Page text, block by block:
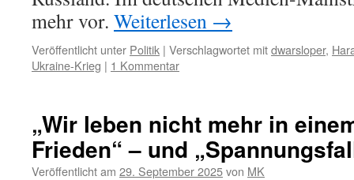
mehr vor. Weiterlesen →
Veröffentlicht unter Politik | Verschlagwortet mitdwarsloper,
Ukraine-Krieg | 1 Kommentar
„Wir leben nicht mehr in
Frieden“ – und
Veröffentlicht am 29. September 2025von MK